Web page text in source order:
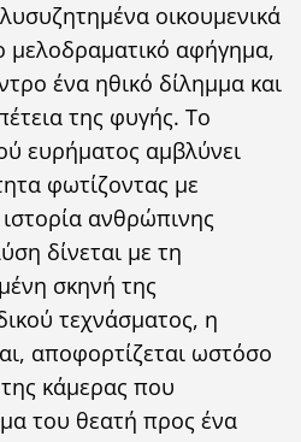
οικουμενικά
μελοδραματικό αφήγημα,
ένα ηθικό δίλημμα και
της φυγής. Το
ευρήματος αμβλύνει
φωτίζοντας με
ανθρώπινης
δίνεται με τη
σκηνή της
τεχνάσματος, η
αποφορτίζεται ωστόσο
κάμερας που
του θεατή προς ένα